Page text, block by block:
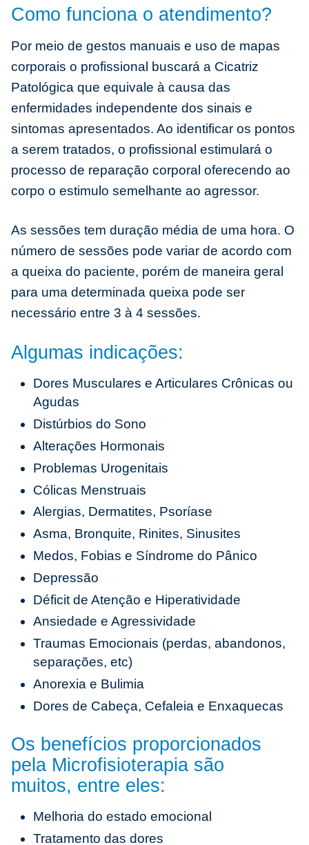
Como funciona o atendimento?
Por meio de gestos manuais e uso de mapas
corporais o profissional buscará a Cicatriz
Patológica que equivale à causa das
enfermidades independente dos sinais e
sintomas apresentados. Ao identificar os pontos
a serem tratados, o profissional estimulará o
processo de reparação corporal oferecendo ao
corpo o estimulo semelhante ao agressor.
As sessões tem duração média de uma hora. O
número de sessões pode variar de acordo com
a queixa do paciente, porém de maneira geral
para uma determinada queixa pode ser
necessário entre 3 à 4 sessões.
Algumas indicações:
Dores Musculares e Articulares Crônicas ou
Agudas
Distúrbios do Sono
Alterações Hormonais
Problemas Urogenitais
Cólicas Menstruais
Alergias, Dermatites, Psoríase
Asma, Bronquite, Rinites, Sinusites
Medos, Fobias e Síndrome do Pânico
Depressão
Déficit de Atenção e Hiperatividade
Ansiedade e Agressividade
Traumas Emocionais (perdas, abandonos,
separações, etc)
Anorexia e Bulimia
Dores de Cabeça, Cefaleia e Enxaquecas
Os benefícios proporcionados
pela Microfisioterapia são
muitos, entre eles:
Melhoria do estado emocional
Tratamento das dores